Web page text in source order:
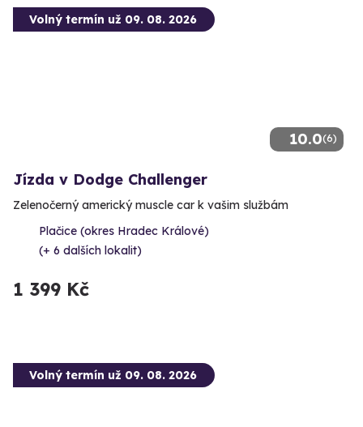
10.0(6)
Volný termín už 09. 08. 2026
Jízda v Dodge Challenger
Zelenočerný americký muscle car k vašim službám
Plačice (okres Hradec Králové)
(+ 6 dalších lokalit)
1 399 Kč
Volný termín už 09. 08. 2026